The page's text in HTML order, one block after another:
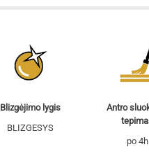
Blizgėjimo lygis
BLIZGESYS
Antro
po 4h